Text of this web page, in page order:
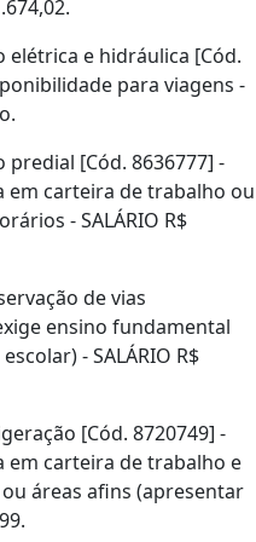
elétrica e hidráulica [Cód.
para viagens -
[Cód. 8636777] -
em carteira de trabalho ou
- SALÁRIO R$
de vias
ensino fundamental
- SALÁRIO R$
[Cód. 8720749] -
em carteira de trabalho e
áreas afins (apresentar